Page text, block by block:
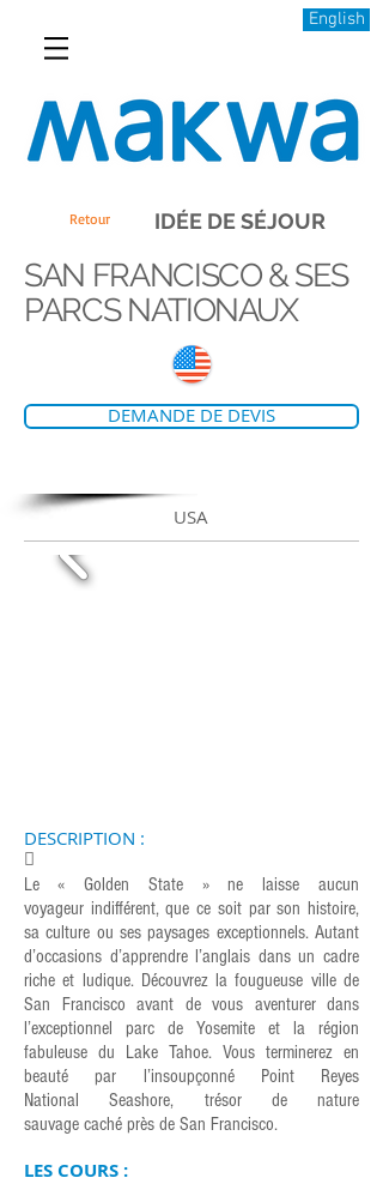
English
Retour IDÉE DE SÉJOUR
SAN FRANCISCO & SES
PARCS NATIONAUX
DEMANDE DE DEVIS
USA
DESCRIPTION :
􀀄
Le « Golden State » ne laisse aucun
voyageur indifférent, que ce soit par son histoire,
sa culture ou ses paysages exceptionnels. Autant
d’occasions d’apprendre l’anglais dans un cadre
riche et ludique. Découvrez la fougueuse ville de
San Francisco avant de vous aventurer dans
l’exceptionnel parc de Yosemite et la région
fabuleuse du Lake Tahoe. Vous terminerez en
beauté par l’insoupçonné Point Reyes
National Seashore, trésor de nature
sauvage caché près de San Francisco.
LES COURS :